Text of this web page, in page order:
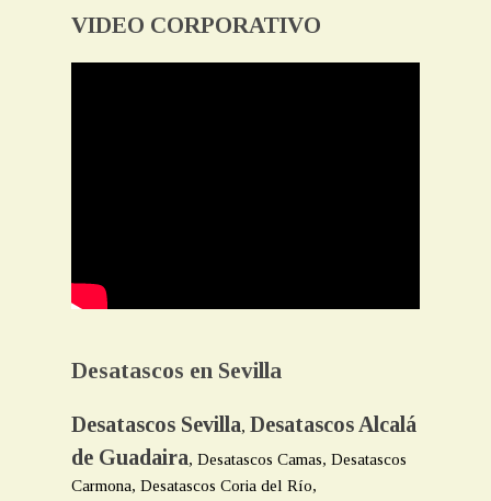
VIDEO CORPORATIVO
Desatascos en Sevilla
Desatascos Sevilla, Desatascos Alcalá
de Guadaira, Desatascos Camas, Desatascos
Carmona, Desatascos Coria del Río,